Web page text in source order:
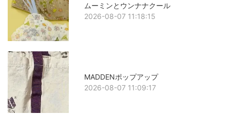
ムーミンとウンナナクール
2026-08-07 11:18:15
MADDENポップアップ
2026-08-07 11:09:17